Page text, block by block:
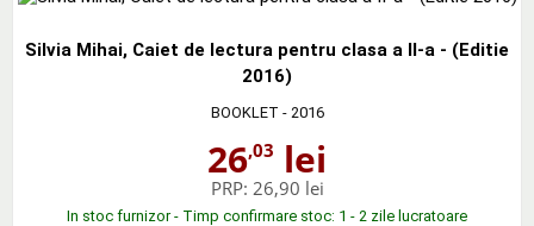
Silvia Mihai, Caiet de lectura pentru clasa a II-a - (Editie
2016)
BOOKLET - 2016
26,03 lei
PRP: 26,90 lei
In stoc furnizor - Timp confirmare stoc: 1 - 2 zile lucratoare